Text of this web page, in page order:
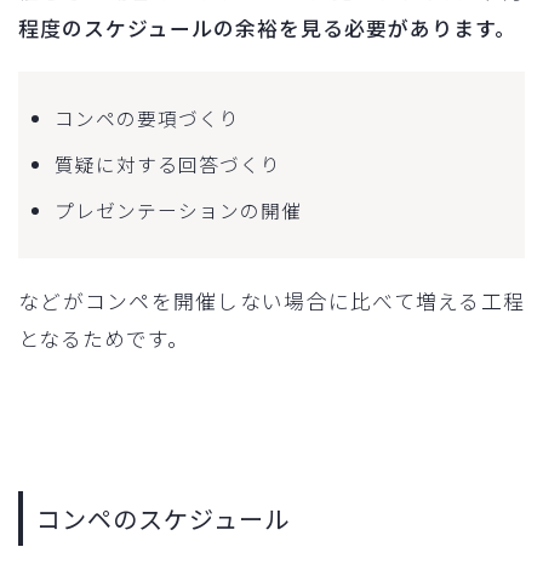
程度のスケジュールの余裕を見る必要があります。
コンペの要項づくり
質疑に対する回答づくり
プレゼンテーションの開催
などがコンペを開催しない場合に比べて増える工程
となるためです。
コンペのスケジュール